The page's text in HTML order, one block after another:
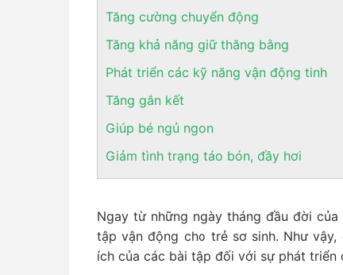
Tăng cường chuyển động
Tăng khả năng giữ thăng bằng
Phát triển các kỹ năng vận động tinh
Tăng gắn kết
Giúp bé ngủ ngon
Giảm tình trạng táo bón, đầy hơi
Ngay từ những ngày tháng đầu đời
tập vận động cho trẻ sơ sinh. Như
ích của các bài tập đối với sự phát triển